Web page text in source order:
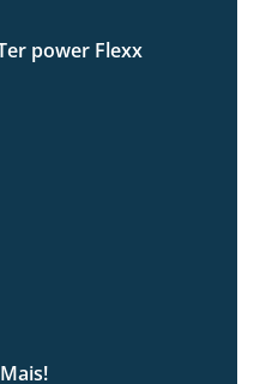
2:26
power Flexx